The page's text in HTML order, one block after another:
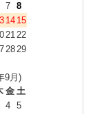
7 8
14 15
2122
2829
9月)
金 土
4 5